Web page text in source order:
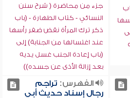
جزء من محاضرة ( شرح سنن
النسائي - كتاب الطهارة - (باب
ذكر ترك المرأة نقض ضفر رأسها
عند اغتسالها من الجنابة) إلى
(باب إعادة الجنب غسل يديه
بعد إزالة الأذى عن جسده))
الفهرس: تراجم
رجال إسناد حديث أبي